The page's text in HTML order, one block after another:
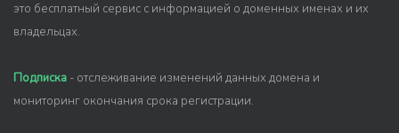
это бесплатный сервис с информацией о доменных именах и их
владельцах.
Подписка - отслеживание изменений данных домена и
мониторинг окончания срока регистрации.